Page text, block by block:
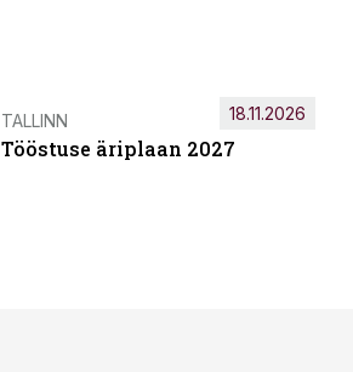
TALLINN
Tööstuse äriplaan 2027
18.11.2026